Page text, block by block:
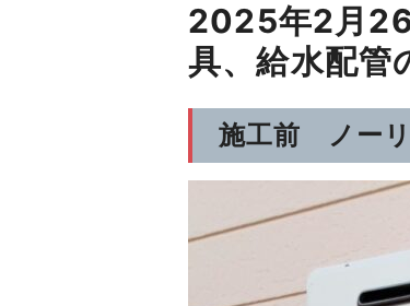
2025年2月
具、給水配管
施工前 ノー